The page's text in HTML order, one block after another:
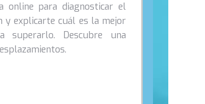
online para diagnosticar el
y explicarte cuál es la mejor
superarlo. Descubre una